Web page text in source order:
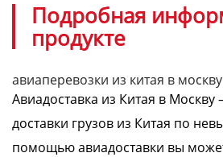
Подробная
продукте
авиаперевозки из китая в москву
Авиадоставка из Китая в Москву
доставки грузов из Китая по
помощью авиадоставки вы